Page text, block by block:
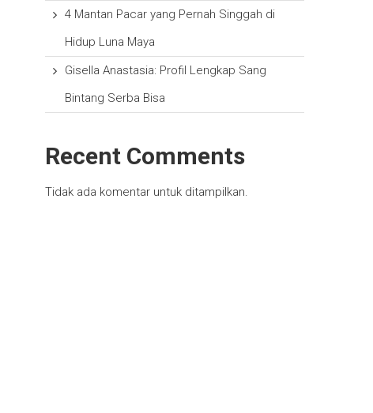
4 Mantan Pacar yang Pernah Singgah di
Hidup Luna Maya
Gisella Anastasia: Profil Lengkap Sang
Bintang Serba Bisa
Recent Comments
Tidak ada komentar untuk ditampilkan.